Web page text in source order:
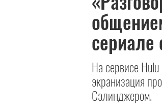
На сервисе
экранизация
Сэлинджером.